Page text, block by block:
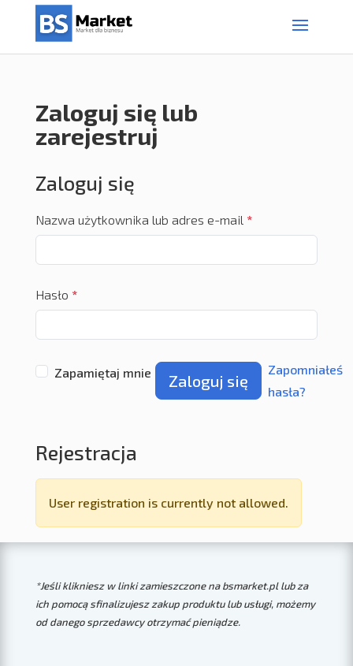
Zaloguj się lub
zarejestruj
Zaloguj się
Nazwa użytkownika lub adres e-mail *
Hasło *
Zapamiętaj mnie Zaloguj się
Zapomniałeś
hasła?
Rejestracja
User registration is currently not allowed.
*Jeśli klikniesz w linki zamieszczone na bsmarket.pl lub za
ich pomocą sfinalizujesz zakup produktu lub usługi, możemy
od danego sprzedawcy otrzymać pieniądze.